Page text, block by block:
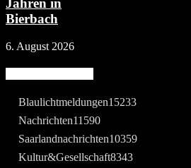
Jahren in
Bierbach
6. August 2026
Blaulichtmeldungen15233
Nachrichten11590
Saarlandnachrichten10359
Kultur&Gesellschaft8343